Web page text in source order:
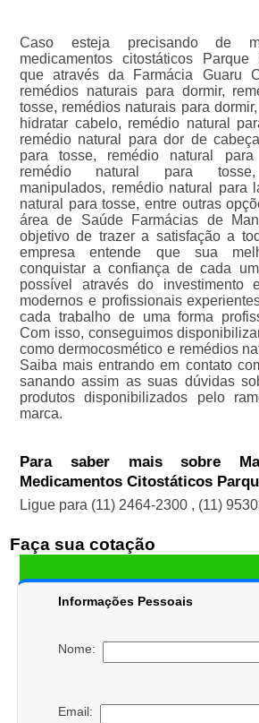
Caso esteja precisando de
medicamentos citostáticos Parque
que através da Farmácia Guaru
remédios naturais para dormir,
tosse, remédios naturais para
hidratar cabelo, remédio natural
remédio natural para dor de
para tosse, remédio natural
remédio natural para tosse,
manipulados, remédio natural para
natural para tosse, entre outras
área de Saúde Farmácias de
objetivo de trazer a satisfação a
empresa entende que sua
conquistar a confiança de cada
possível através do investimento
modernos e profissionais
cada trabalho de uma forma
Com isso, conseguimos
como dermocosmético e remédios
Saiba mais entrando em contato
sanando assim as suas dúvidas
produtos disponibilizados pelo
marca.
Para saber mais sobre
Medicamentos Citostáticos
Ligue para (11) 2464-2300 , (11)
Faça sua cotação
Informações Pessoais
Nome:
Email: